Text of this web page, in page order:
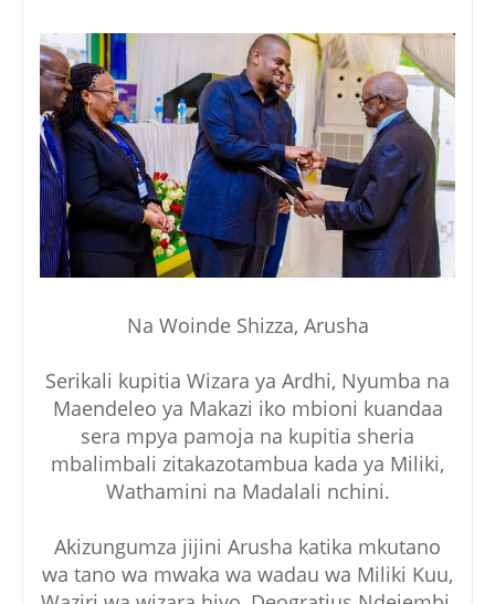
Na Woinde Shizza, Arusha
Serikali kupitia Wizara ya Ardhi, Nyumba na
Maendeleo ya Makazi iko mbioni kuandaa
sera mpya pamoja na kupitia sheria
mbalimbali zitakazotambua kada ya Miliki,
Wathamini na Madalali nchini.
Akizungumza jijini Arusha katika mkutano
wa tano wa mwaka wa wadau wa Miliki Kuu,